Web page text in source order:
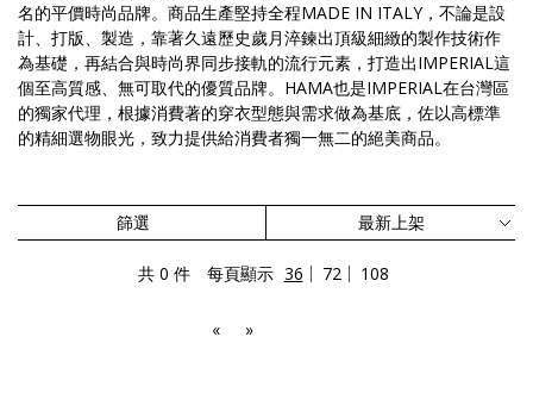
名的平價時尚品牌。商品生產堅持全程MADE IN ITALY，不論是設
計、打版、製造，靠著久遠歷史歲月淬鍊出頂級細緻的製作技術作
為基礎，再結合與時尚界同步接軌的流行元素，打造出IMPERIAL這
個至高質感、無可取代的優質品牌。HAMA也是IMPERIAL在台灣區
的獨家代理，根據消費著的穿衣型態與需求做為基底，佐以高標準
的精細選物眼光，致力提供給消費者獨一無二的絕美商品。
篩選
共 0 件 每頁顯示 36 72 108
« »